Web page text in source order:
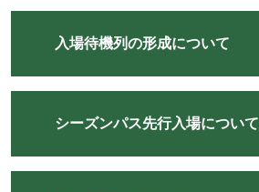
入場待機列の形成について
シーズンパス先行入場について